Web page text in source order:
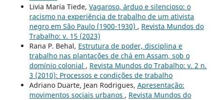
Livia Maria Tiede, Vagaroso, árduo e silencioso: o
racismo na experiência de trabalho de um ativista
negro em São Paulo (1900-1930) , Revista Mundos do
Trabalho: v. 15 (2023)
Rana P. Behal, Estrutura de poder, disciplina e
trabalho nas plantações de chá em Assam, sob o
domínio colonial , Revista Mundos do Trabalho: v. 2 n.
3 (2010): Processos e condições de trabalho
Adriano Duarte, Jean Rodrigues, Apresentação:
movimentos sociais urbanos , Revista Mundos do